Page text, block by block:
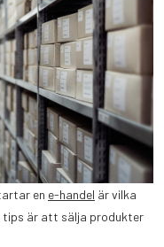
en e-handel är vilka
tips är att sälja produkter